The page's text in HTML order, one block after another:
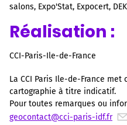
salons, Expo'Stat, Expocert,
Réalisation :
CCI-Paris-Ile-de-France
La CCI Paris Ile-de-France
cartographie à titre indicatif.
Pour toutes remarques ou
geocontact@cci-paris-idf.fr